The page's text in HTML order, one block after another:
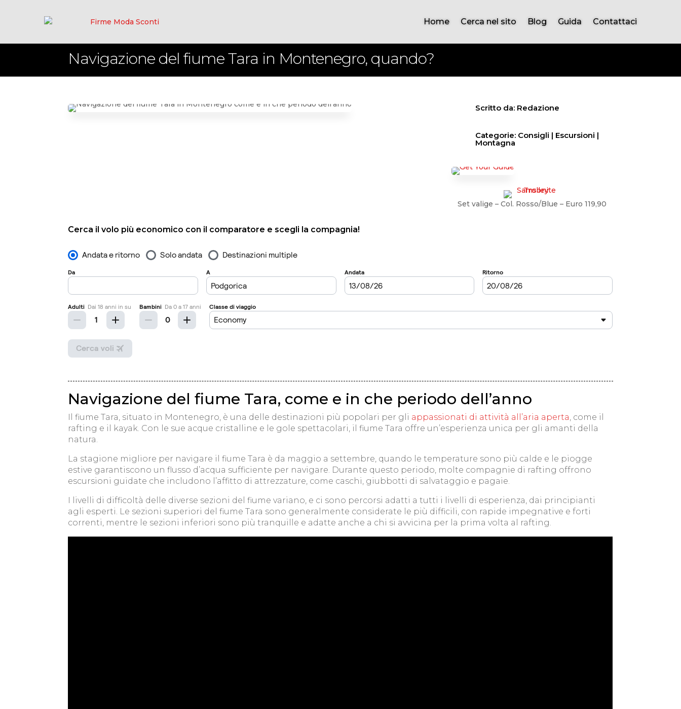
Home Cerca nel sito Blog Guida Contattaci
Navigazione del fiume Tara in Montenegro, quando?
Scritto da: Redazione
Categorie: Consigli | Escursioni |
Montagna
Set valige – Col. Rosso/Blue – Euro 119,90
Cerca il volo più economico con il comparatore e scegli la compagnia!
Navigazione del fiume Tara, come e in che periodo dell’anno
Il fiume Tara, situato in Montenegro, è una delle destinazioni più popolari per gli appassionati di attività all’aria aperta, come il
rafting e il kayak. Con le sue acque cristalline e le gole spettacolari, il fiume Tara offre un’esperienza unica per gli amanti della
natura.
La stagione migliore per navigare il fiume Tara è da maggio a settembre, quando le temperature sono più calde e le piogge
estive garantiscono un flusso d’acqua sufficiente per navigare. Durante questo periodo, molte compagnie di rafting offrono
escursioni guidate che includono l’affitto di attrezzature, come caschi, giubbotti di salvataggio e pagaie.
I livelli di difficoltà delle diverse sezioni del fiume variano, e ci sono percorsi adatti a tutti i livelli di esperienza, dai principianti
agli esperti. Le sezioni superiori del fiume Tara sono generalmente considerate le più difficili, con rapide impegnative e forti
correnti, mentre le sezioni inferiori sono più tranquille e adatte anche a chi si avvicina per la prima volta al rafting.